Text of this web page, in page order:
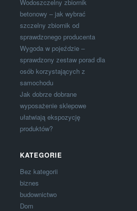
Wodoszczelny zbiornik
betonowy – jak wybrać
szczelny zbiornik od
sprawdzonego producenta
Wygoda w pojeździe –
sprawdzony zestaw porad dla
osób korzystających z
samochodu
Jak dobrze dobrane
wyposażenie sklepowe
ułatwiają ekspozycję
produktów?
KATEGORIE
Bez kategorii
biznes
budownictwo
Dom